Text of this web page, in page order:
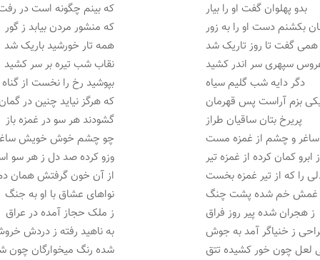
بدو پهلوان گفت او را بیار
که بینم چگونه است در
بکشنم دست او را به زور
که منشور مردن بیابد ز گور
همی گفت تا روز تاریک شد
همه تار خورشید باریک شد
سپهری سر اندر کشید
نقاب شب تیره بر سر کشید
دگر دایه شب گلیم سیاه
بپوشید رخ را نخست از گناه
بزم آراست پس قهرمان
که هرگز نیاید چنین در گمان
پریرخ بتان ساقیان طراز
گشودند هر سو در غمزه باز
و چشم از غمزه مست
چو چشم خوش خویش
ز ابرو کمان کرده از غمزه تیر
وزو کرده صد دل ز هر سو
را که از تیر غمزه بخست
از آن خون گرفتش همان
غمش خم شده پشت چنگ
نواهای عشاق با او به جنگ
ز هجران شده پیر روز فراق
ز ملک حجاز آمده در عراق
ز خنیاگر آمد به جوش
به ناهید رفته ز دردش
لعل چون خور کشیده تتق
شده رنگ میخوارگان چون